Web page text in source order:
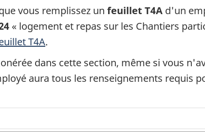
vous remplissez un feuillet T4A d'un
« logement et repas sur les Chantiers
T4A.
dans cette section, même si vous
aura tous les renseignements requis